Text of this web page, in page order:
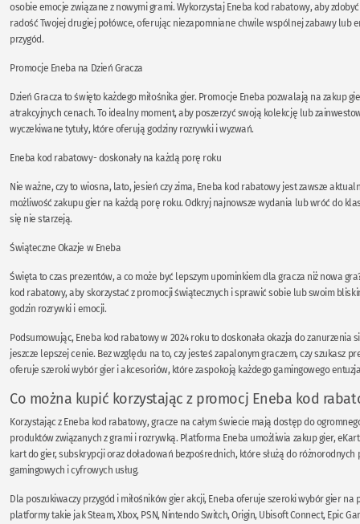
osobie emocje związane z nowymi grami. Wykorzystaj Eneba kod rabatowy, aby
radość Twojej drugiej połówce, oferując niezapomniane chwile wspólnej zabawy lub
przygód.
Promocje Eneba na Dzień Gracza
Dzień Gracza to święto każdego miłośnika gier. Promocje Eneba pozwalają na zakup
atrakcyjnych cenach. To idealny moment, aby poszerzyć swoją kolekcję lub
wyczekiwane tytuły, które oferują godziny rozrywki i wyzwań.
Eneba kod rabatowy- doskonały na każdą porę roku
Nie ważne, czy to wiosna, lato, jesień czy zima, Eneba kod rabatowy jest zawsze
możliwość zakupu gier na każdą porę roku. Odkryj najnowsze wydania lub wróć do
się nie starzeją.
Świąteczne Okazje w Eneba
Święta to czas prezentów, a co może być lepszym upominkiem dla gracza niż nowa
kod rabatowy, aby skorzystać z promocji świątecznych i sprawić sobie lub swoim
godzin rozrywki i emocji.
Podsumowując, Eneba kod rabatowy w 2024 roku to doskonała okazja do zanurzenia
jeszcze lepszej cenie. Bez względu na to, czy jesteś zapalonym graczem, czy szukasz
oferuje szeroki wybór gier i akcesoriów, które zaspokoją każdego gamingowego
Co można kupić korzystając z promocj Eneba kod
Korzystając z Eneba kod rabatowy, gracze na całym świecie mają dostęp do
produktów związanych z grami i rozrywką. Platforma Eneba umożliwia zakup gier,
kart do gier, subskrypcji oraz doładowań bezpośrednich, które służą do różnorodnych
gamingowych i cyfrowych usług.
Dla poszukiwaczy przygód i miłośników gier akcji, Eneba oferuje szeroki wybór gier na
platformy takie jak Steam, Xbox, PSN, Nintendo Switch, Origin, Ubisoft Connect, Epic